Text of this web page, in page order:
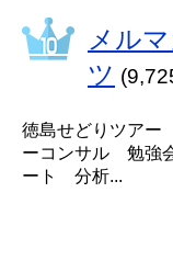
メル
ツ
徳島せどりツア
ーコンサル 勉強
ート 分析...